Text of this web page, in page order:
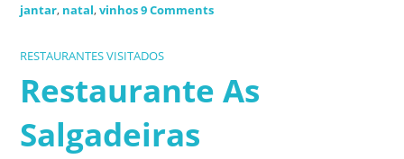
jantar, natal,vinhos9 Comments
RESTAURANTES VISITADOS
Restaurante As
Salgadeiras